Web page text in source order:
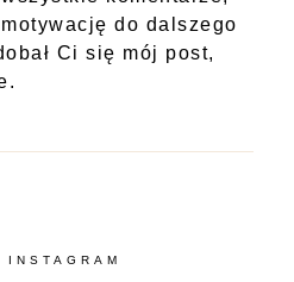
do dalszego
Ci się mój post,
INSTAGRAM